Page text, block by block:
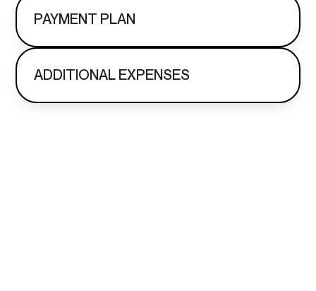
PAYMENT PLAN
ADDITIONAL EXPENSES